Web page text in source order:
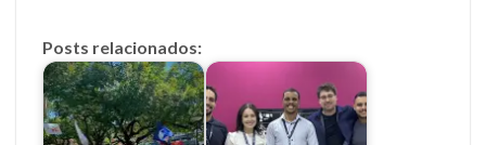
Posts relacionados: